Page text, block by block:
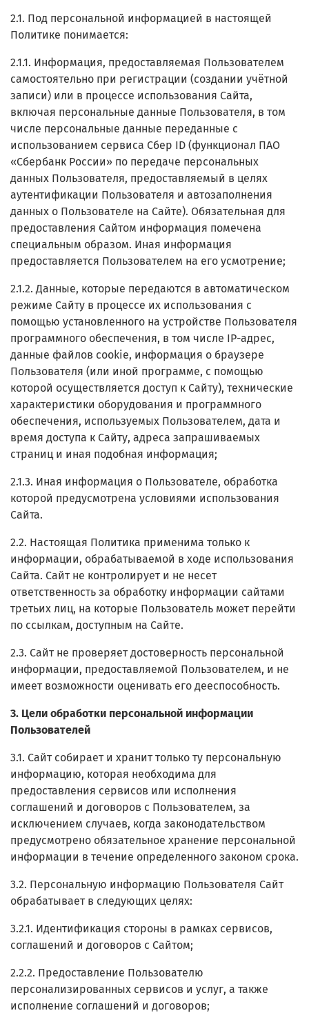
2.1. Под персональной информацией в настоящей
Политике понимается:
2.1.1. Информация, предоставляемая Пользователем
самостоятельно при регистрации (создании учётной
записи) или в процессе использования Сайта,
включая персональные данные Пользователя, в том
числе персональные данные переданные с
использованием сервиса Сбер ID (функционал ПАО
«Сбербанк России» по передаче персональных
данных Пользователя, предоставляемый в целях
аутентификации Пользователя и автозаполнения
данных о Пользователе на Сайте). Обязательная для
предоставления Сайтом информация помечена
специальным образом. Иная информация
предоставляется Пользователем на его усмотрение;
2.1.2. Данные, которые передаются в автоматическом
режиме Сайту в процессе их использования с
помощью установленного на устройстве Пользователя
программного обеспечения, в том числе IP-адрес,
данные файлов cookie, информация о браузере
Пользователя (или иной программе, с помощью
которой осуществляется доступ к Сайту), технические
характеристики оборудования и программного
обеспечения, используемых Пользователем, дата и
время доступа к Сайту, адреса запрашиваемых
страниц и иная подобная информация;
2.1.3. Иная информация о Пользователе, обработка
которой предусмотрена условиями использования
Сайта.
2.2. Настоящая Политика применима только к
информации, обрабатываемой в ходе использования
Сайта. Сайт не контролирует и не несет
ответственность за обработку информации сайтами
третьих лиц, на которые Пользователь может перейти
по ссылкам, доступным на Сайте.
2.3. Сайт не проверяет достоверность персональной
информации, предоставляемой Пользователем, и не
имеет возможности оценивать его дееспособность.
3. Цели обработки персональной информации
Пользователей
3.1. Сайт собирает и хранит только ту персональную
информацию, которая необходима для
предоставления сервисов или исполнения
соглашений и договоров с Пользователем, за
исключением случаев, когда законодательством
предусмотрено обязательное хранение персональной
информации в течение определенного законом срока.
3.2. Персональную информацию Пользователя Сайт
обрабатывает в следующих целях:
3.2.1. Идентификация стороны в рамках сервисов,
соглашений и договоров с Сайтом;
2.2.2. Предоставление Пользователю
персонализированных сервисов и услуг, а также
исполнение соглашений и договоров;